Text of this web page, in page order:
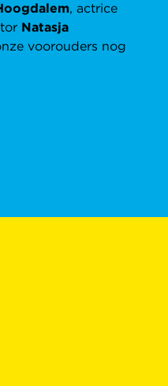
, actrice
Natasja
voorouders nog